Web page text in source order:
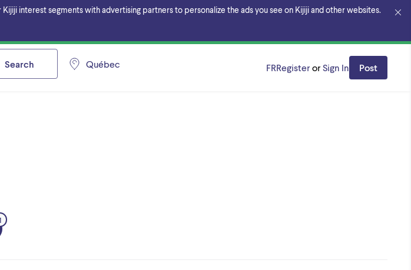
interest segments with advertising partners to personalize the ads you see on Kijiji and other websites.
Search Québec FRRegister or Sign In Post